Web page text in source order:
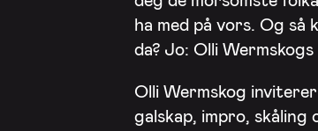
ha med på vors. Og så
da? Jo: Olli
Olli Wermskog
galskap, impro, skåling